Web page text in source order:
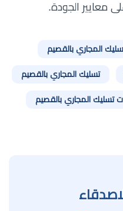
معايير الجودة.
المجاري بالقصيم
تسليك المجاري بالقصيم
تسليك المجاري بالقصيم